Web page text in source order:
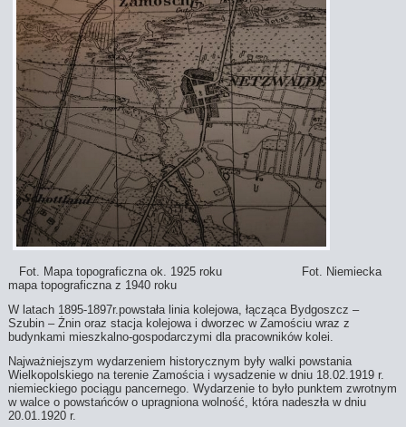
Fot. Mapa topograficzna ok. 1925 roku Fot. Niemiecka
mapa topograficzna z 1940 roku
W latach 1895-1897r.powstała linia kolejowa, łącząca Bydgoszcz –
Szubin – Żnin oraz stacja kolejowa i dworzec w Zamościu wraz z
budynkami mieszkalno-gospodarczymi dla pracowników kolei.
Najważniejszym wydarzeniem historycznym były walki powstania
Wielkopolskiego na terenie Zamościa i wysadzenie w dniu 18.02.1919 r.
niemieckiego pociągu pancernego. Wydarzenie to było punktem zwrotnym
w walce o powstańców o upragniona wolność, która nadeszła w dniu
20.01.1920 r.